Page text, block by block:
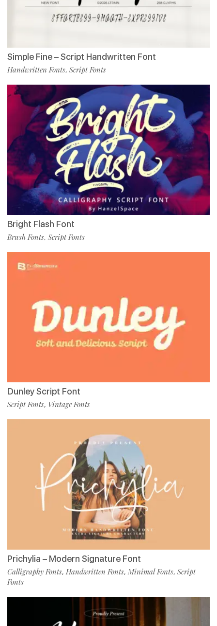
Simple Fine – Script Handwritten Font
Handwritten Fonts, Script Fonts
Bright Flash Font
Brush Fonts, Script Fonts
Dunley Script Font
Script Fonts, Vintage Fonts
Prichylia – Modern Signature Font
Calligraphy Fonts, Handwritten Fonts, Minimal Fonts, Script
Fonts